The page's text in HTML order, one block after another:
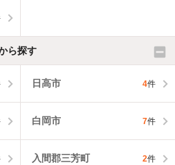
ら探す
日高市 4件
白岡市 7件
入間郡三芳町 2件